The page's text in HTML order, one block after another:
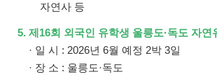
자연사 등
5. 제16회 외국인 유학생 울릉도·독도 자연
· 일 시 : 2026년 6월 예정 2박 3일
· 장 소 : 울릉도·독도